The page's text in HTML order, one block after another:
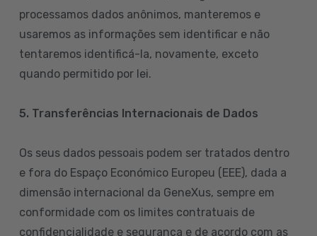
processamos dados anônimos, manteremos e
usaremos as informações sem identificar e não
tentaremos identificá-la, novamente, exceto
quando permitido por lei.
5. Transferências Internacionais de Dados
Os seus dados pessoais podem ser tratados dentro
e fora do Espaço Económico Europeu (EEE), dada a
dimensão internacional da GeneXus, sempre em
conformidade com os limites contratuais de
confidencialidade e segurança e de acordo com as